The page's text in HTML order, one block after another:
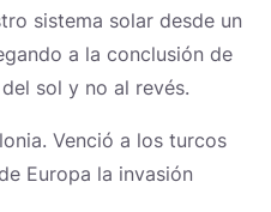
sistema solar desde un
a la conclusión de
sol y no al revés.
Venció a los turcos
Europa la invasión